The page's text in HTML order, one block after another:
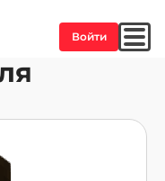
Войти